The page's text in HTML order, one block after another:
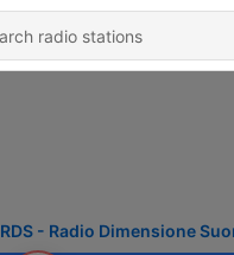
RDS - Radio Dimensione